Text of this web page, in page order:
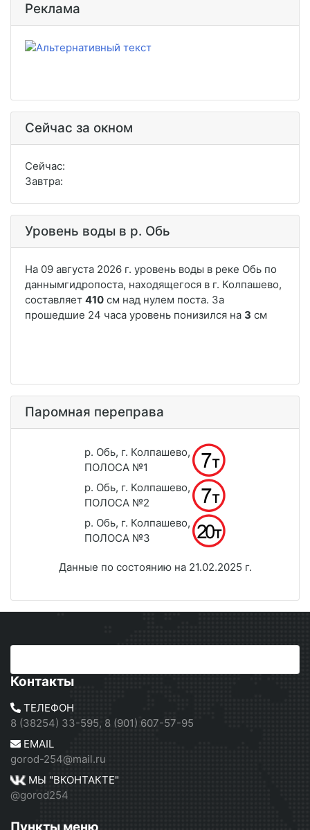
Реклама
Сейчас за окном
Сейчас:
Завтра:
Уровень воды в р. Обь
Паромная переправа
р. Обь, г. Колпашево,
ПОЛОСА №1
р. Обь, г. Колпашево,
ПОЛОСА №2
р. Обь, г. Колпашево,
ПОЛОСА №3
Данные по состоянию на 21.02.2025 г.
Контакты
ТЕЛЕФОН
8 (38254) 33-595, 8 (901) 607-57-95
EMAIL
gorod-254@mail.ru
МЫ "ВКОНТАКТЕ"
@gorod254